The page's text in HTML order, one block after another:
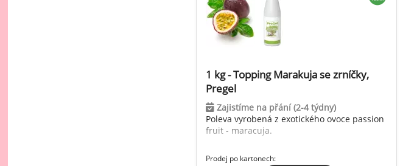
Hotové roztíratelné krémy
Cukrářské polevy
Základy na dezerty
Ochucovací sušené ingredience
Ovocné náplně Farcitury
Ochucovací pasty do mléčného
1 kg - Topping Marakuja se zrníčky,
Pregel
Zajistíme na přání (2-4 týdny)
Poleva vyrobená z exotického ovoce passion
fruit - maracuja.
Prodej po kartonech: